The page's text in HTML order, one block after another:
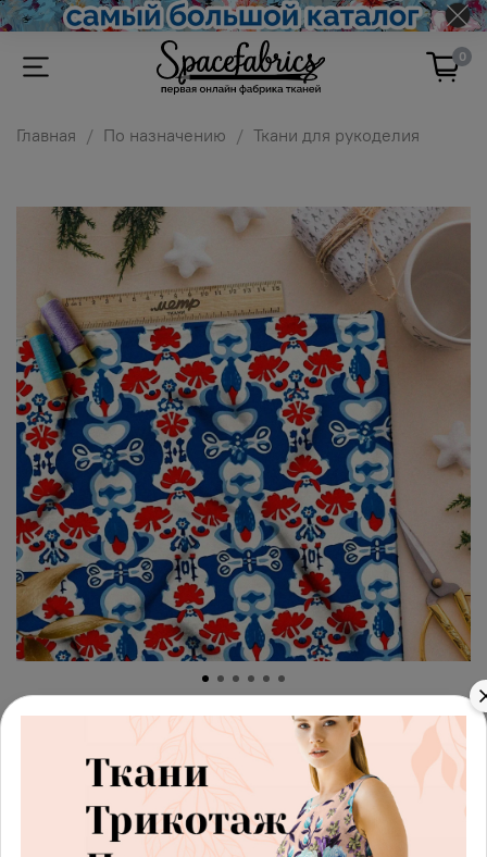
0
Главная По назначению Ткани для рукоделия
42871891_satin
Ткань премиум сатин
магический узор
Этот принт можно напечатать на другой ткани: